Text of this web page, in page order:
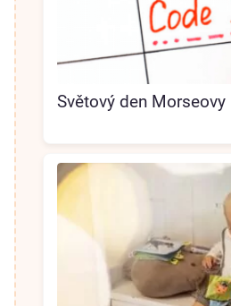
Světový den Morseovy